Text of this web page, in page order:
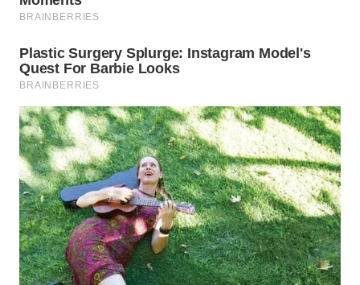
WN
BINTAN
WN
MANDALIKA
WN
LIKUPANG
WN
LABUANBAJO
WN
BORNEO